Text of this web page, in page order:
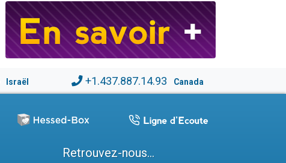
Israël +1.437.887.14.93 Canada
Retrouvez-nous...